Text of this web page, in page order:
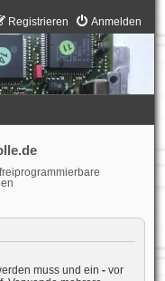
Anmelden
Registrieren
muss und ein -vor